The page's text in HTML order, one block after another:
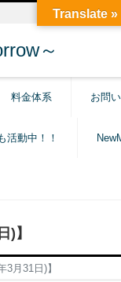
～
料金体系 お問
活動中！！
)】
月31日)】
Translate »